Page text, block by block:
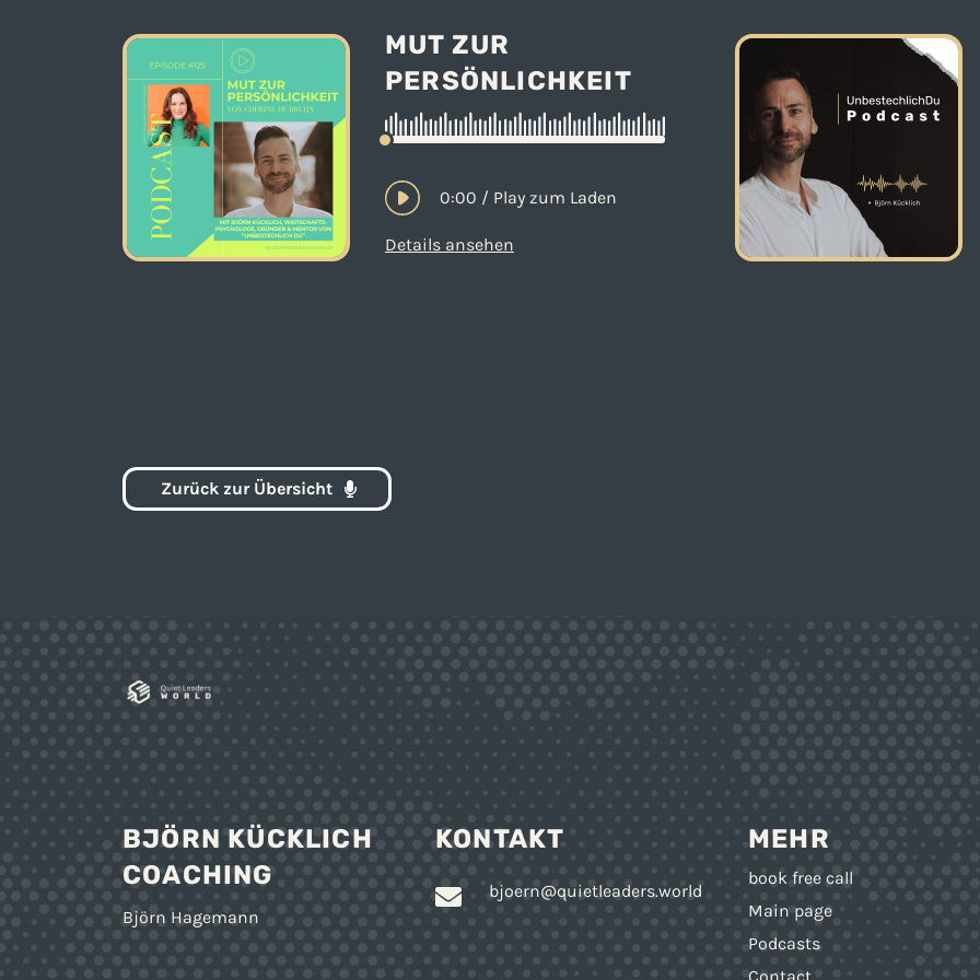
MUT ZUR
PERSÖNLICHKEIT
0:00 / Play zum Laden
Details ansehen
Zurück zur Übersicht
BJÖRN KÜCKLICH
COACHING
Björn Hagemann
KONTAKT
bjoern@quietleaders.world
MEHR
book free call
Main page
Podcasts